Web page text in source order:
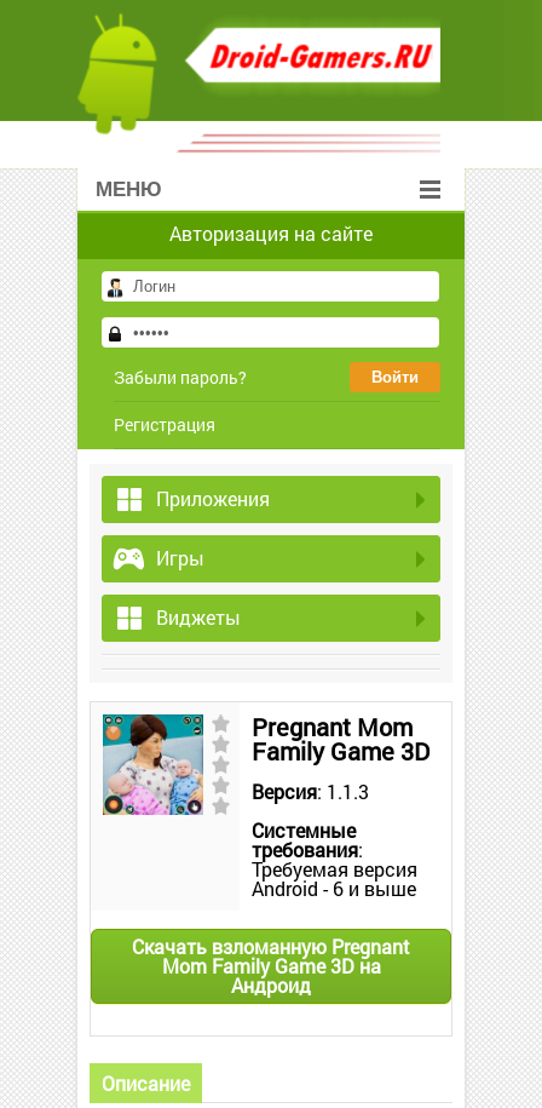
МЕНЮ
Авторизация на сайте
Забыли пароль?
Регистрация
Приложения
Игры
Виджеты
Pregnant Mom
Family Game 3D
Версия: 1.1.3
Системные
требования:
Требуемая версия
Android - 6 и выше
Скачать взломанную Pregnant
Mom Family Game 3D на
Андроид
Описание